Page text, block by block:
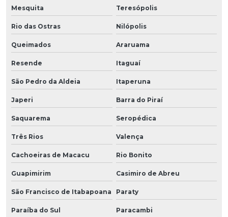
Mesquita Teresópolis
Rio das Ostras Nilópolis
Queimados Araruama
Resende Itaguaí
São Pedro da Aldeia Itaperuna
Japeri Barra do Piraí
Saquarema Seropédica
Três Rios Valença
Cachoeiras de Macacu Rio Bonito
Guapimirim Casimiro de Abreu
São Francisco de Itabapoana Paraty
Paraíba do Sul Paracambi